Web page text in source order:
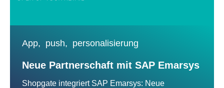
App, push, personalisierung
Neue Partnerschaft mit SAP Emarsys
Shopgate integriert SAP Emarsys: Neue